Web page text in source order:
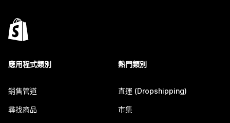
應用程式類別
銷售管道
尋找商品
熱門類別
直運 (Dropshipping)
市集